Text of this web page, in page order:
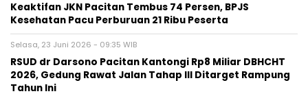
Keaktifan JKN Pacitan Tembus 74 Persen, BPJS
Kesehatan Pacu Perburuan 21 Ribu Peserta
Selasa, 23 Juni 2026 - 09:35 WIB
RSUD dr Darsono Pacitan Kantongi Rp8 Miliar DBHCHT
2026, Gedung Rawat Jalan Tahap III Ditarget Rampung
Tahun Ini